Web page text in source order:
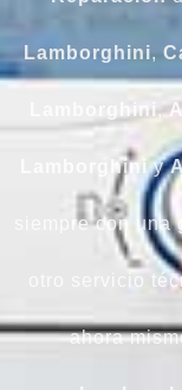
Lamborghini,
Lamborghini,
Lamborghiniy
siempre con
otro servicio
ahora